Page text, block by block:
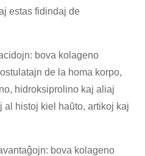
estas fidindaj de
bova kolageno
de la homa korpo,
hidroksiprolino kaj aliaj
histoj kiel haŭto, artikoj kaj
bova kolageno